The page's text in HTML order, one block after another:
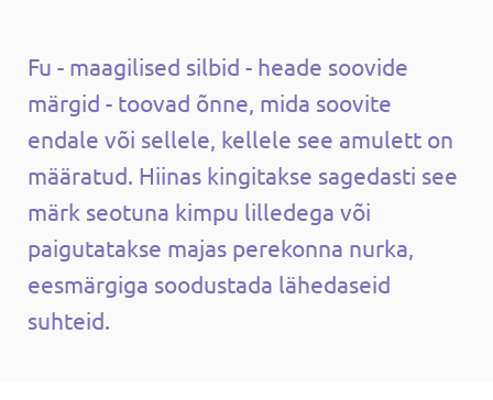
Fu - maagilised silbid - heade soovide
märgid - toovad õnne, mida soovite
endale või sellele, kellele see amulett on
määratud. Hiinas kingitakse sagedasti see
märk seotuna kimpu lilledega või
paigutatakse majas perekonna nurka,
eesmärgiga soodustada lähedaseid
suhteid.